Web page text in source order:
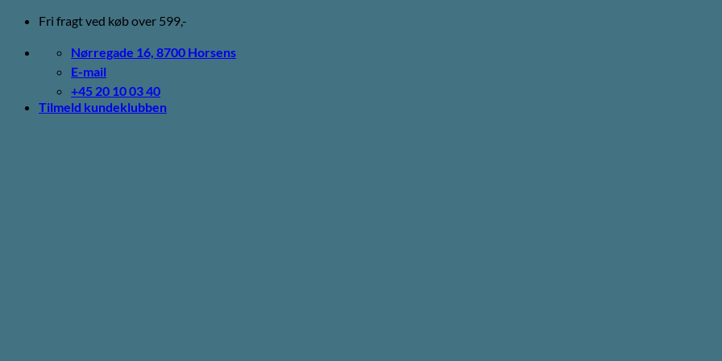
Fortsæt
indhold
Fri fragt ved køb over 599,-
Nørregade 16, 8700 Horsens
E-mail
+45 20 10 03 40
Tilmeld kundeklubben